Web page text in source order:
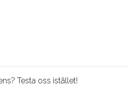
Testa oss istället!